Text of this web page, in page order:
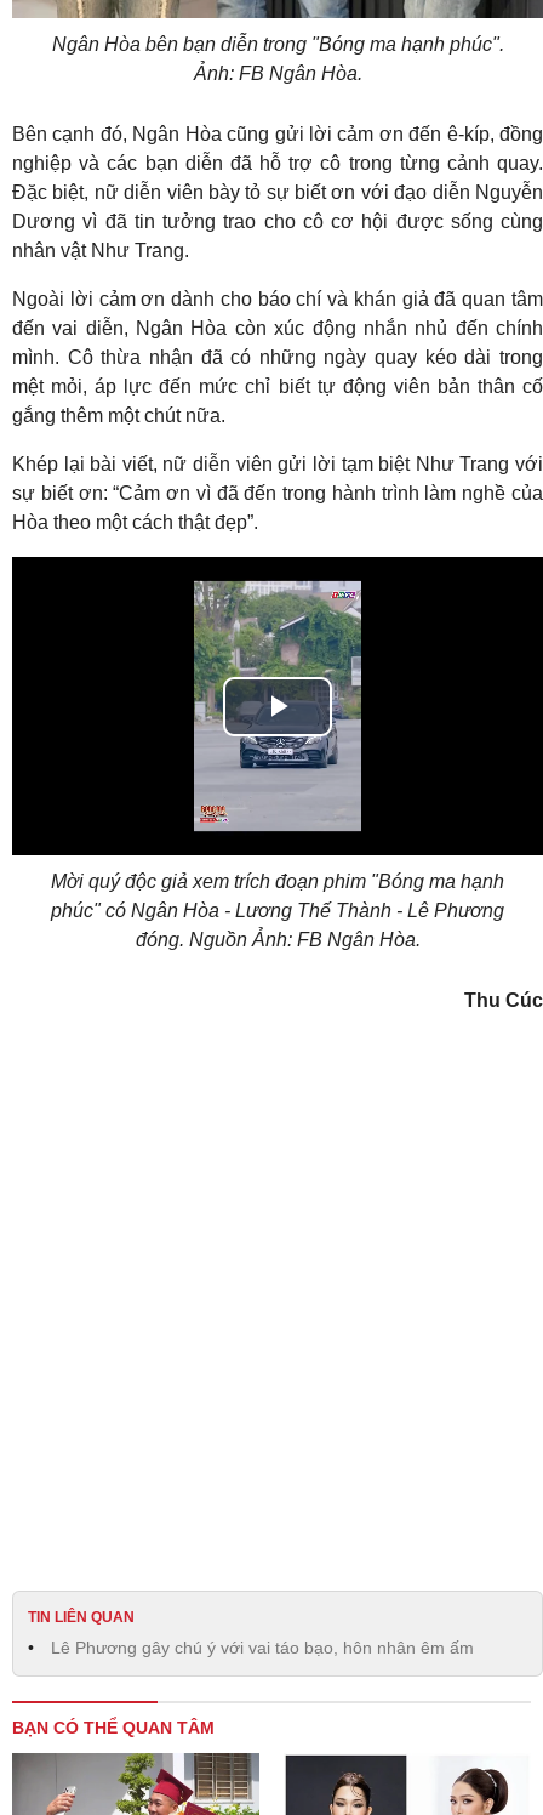
Ngân Hòa bên bạn diễn trong "Bóng ma hạnh phúc".
Ảnh: FB Ngân Hòa.
Bên cạnh đó, Ngân Hòa cũng gửi lời cảm ơn đến ê-kíp, đồng
nghiệp và các bạn diễn đã hỗ trợ cô trong từng cảnh quay.
Đặc biệt, nữ diễn viên bày tỏ sự biết ơn với đạo diễn Nguyễn
Dương vì đã tin tưởng trao cho cô cơ hội được sống cùng
nhân vật Như Trang.
Ngoài lời cảm ơn dành cho báo chí và khán giả đã quan tâm
đến vai diễn, Ngân Hòa còn xúc động nhắn nhủ đến chính
mình. Cô thừa nhận đã có những ngày quay kéo dài trong
mệt mỏi, áp lực đến mức chỉ biết tự động viên bản thân cố
gắng thêm một chút nữa.
Khép lại bài viết, nữ diễn viên gửi lời tạm biệt Như Trang với
sự biết ơn: “Cảm ơn vì đã đến trong hành trình làm nghề của
Hòa theo một cách thật đẹp”.
Play
Mời quý độc giả xem trích đoạn phim "Bóng ma hạnh
phúc" có Ngân Hòa - Lương Thế Thành - Lê Phương
đóng. Nguồn Ảnh: FB Ngân Hòa.
Thu Cúc
TIN LIÊN QUAN
Lê Phương gây chú ý với vai táo bạo, hôn nhân êm ấm
BẠN CÓ THỂ QUAN TÂM